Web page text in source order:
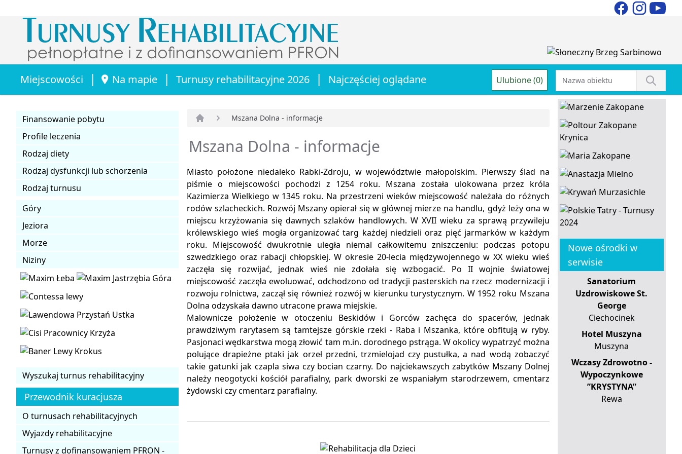
Miejscowości | Na mapie | Turnusy rehabilitacyjne 2026 | Najczęściej oglądane Ulubione (0)
Finansowanie pobytu
Profile leczenia
Rodzaj diety
Rodzaj dysfunkcji lub schorzenia
Rodzaj turnusu
Góry
Jeziora
Morze
Niziny
Wyszukaj turnus rehabilitacyjny
Przewodnik kuracjusza
O turnusach rehabilitacyjnych
Wyjazdy rehabilitacyjne
Turnusy z dofinansowaniem PFRON -
Mszana Dolna - informacje
Mszana Dolna - informacje
Miasto położone niedaleko Rabki-Zdroju, w województwie małopolskim. Pierwszy ślad na
piśmie o miejscowości pochodzi z 1254 roku. Mszana została ulokowana przez króla
Kazimierza Wielkiego w 1345 roku. Na przestrzeni wieków miejscowość należała do różnych
rodów szlacheckich. Rozwój Mszany opierał się w głównej mierze na handlu, gdyż leży ona w
miejscu krzyżowania się dawnych szlaków handlowych. W XVII wieku za sprawą przywileju
królewskiego wieś mogła organizować targ każdej niedzieli oraz pięć jarmarków w każdym
roku. Miejscowość dwukrotnie uległa niemal całkowitemu zniszczeniu: podczas potopu
szwedzkiego oraz rabacji chłopskiej. W okresie 20-lecia międzywojennego w XX wieku wieś
zaczęła się rozwijać, jednak wieś nie zdołała się wzbogacić. Po II wojnie światowej
miejscowość zaczęła ewoluować, odchodzono od tradycji pasterskich na rzecz modernizacji i
rozwoju rolnictwa, zaczął się również rozwój w kierunku turystycznym. W 1952 roku Mszana
Dolna odzyskała dawno utracone prawa miejskie.
Malownicze położenie w otoczeniu Beskidów i Gorców zachęca do spacerów, jednak
prawdziwym rarytasem są tamtejsze górskie rzeki - Raba i Mszanka, które obfitują w ryby.
Pasjonaci wędkarstwa mogą złowić tam m.in. dorodnego pstrąga. W okolicy wypatrzyć można
polujące drapieżne ptaki jak orzeł przedni, trzmielojad czy pustułka, a nad wodą zobaczyć
takie gatunki jak czapla siwa czy bocian czarny. Do najciekawszych zabytków Mszany Dolnej
należy neogotycki kościół parafialny, park dworski ze wspaniałym starodrzewem, cmentarz
żydowski czy cmentarz parafialny.
Nowe ośrodki w
serwisie
Sanatorium
Uzdrowiskowe St.
George
Ciechocinek
Hotel Muszyna
Muszyna
Wczasy Zdrowotno -
Wypoczynkowe
”KRYSTYNA”
Rewa